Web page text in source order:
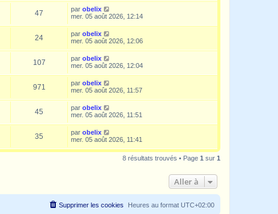
47 par obelix
mer. 05 août 2026, 12:14
24 par obelix
mer. 05 août 2026, 12:06
107 par obelix
mer. 05 août 2026, 12:04
971 par obelix
mer. 05 août 2026, 11:57
45 par obelix
mer. 05 août 2026, 11:51
35 par obelix
mer. 05 août 2026, 11:41
8 résultats trouvés • Page 1 sur 1
Aller à
Heures au format UTC+02:00
Supprimer les cookies